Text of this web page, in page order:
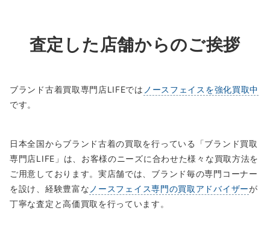
査定した店舗からのご挨拶
ブランド古着買取専門店LIFEでは ノースフェイスを強化買取中
です。
日本全国からブランド古着の買取を行っている「ブランド買取
専門店LIFE」は、お客様のニーズに合わせた様々な買取方法を
ご用意しております。実店舗では、ブランド毎の専門コーナー
を設け、経験豊富な ノースフェイス専門の買取アドバイザーが
丁寧な査定と高価買取を行っています。